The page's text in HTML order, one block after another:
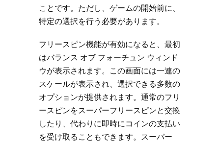
ことです。ただし、ゲームの開始前に、
特定の選択を行う必要があります。
フリースピン機能が有効になると、最初
はバランス オブ フォーチュン ウィンド
ウが表示されます。この画面には一連の
スケールが表示され、選択できる多数の
オプションが提供されます。通常のフリ
ースピンをスーパーフリースピンと交換
したり、代わりに即時にコインの支払い
を受け取ることもできます。スーパー